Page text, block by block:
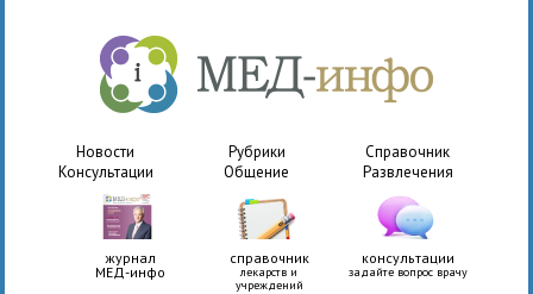
Новости Рубрики
Справочник
Консультации
Общение Развлечения
журнал
МЕД-инфо
справочник
лекарств и
учреждений
консультации
задайте вопрос врачу